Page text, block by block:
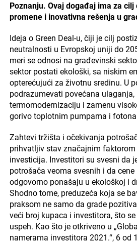
Poznanju. Ovaj događaj ima za
promene i inovativna rešenja u
Ideja o Green Deal-u, čiji je cilj
neutralnosti u Evropskoj uniji do
meri se odnosi na građevinski
sektor postati ekološki, sa niskim
opterećujući za životnu sredinu. U
podrazumevati povećana
termomodernizaciju i zamenu
gorivo toplotnim pumpama i
Zahtevi tržišta i očekivanja
prihvatljiv stav značajnim
investicija. Investitori su svesni da
potrošača veoma svesnih i da
odgovorno ponašaju u ekološkoj i
Shodno tome, preduzeća koja se
praksom ne samo da grade
veći broj kupaca i investitora, što
uspeh. Kao što je otkriveno u
namerama investitora 2021.“, 6 od